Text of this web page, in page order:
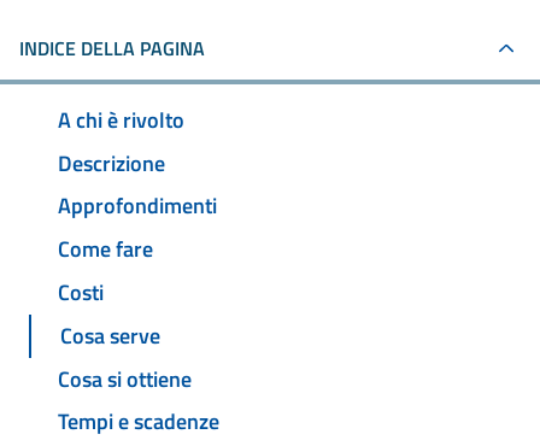
INDICE DELLA PAGINA
A chi è rivolto
Descrizione
Approfondimenti
Come fare
Costi
Cosa serve
Cosa si ottiene
Tempi e scadenze